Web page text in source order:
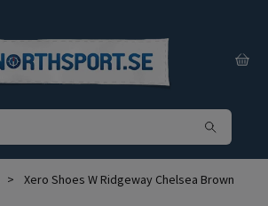
Xero Shoes W Ridgeway Chelsea Brown